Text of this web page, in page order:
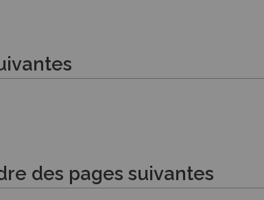
des pages suivantes